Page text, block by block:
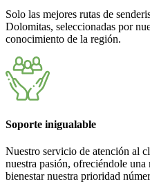
Solo las mejores rutas de
Dolomitas, seleccionadas por
conocimiento de la región.
Soporte inigualable
Nuestro servicio de atención al
nuestra pasión, ofreciéndole
bienestar nuestra prioridad